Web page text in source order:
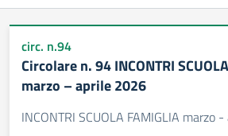
circ. n.94
Circolare n. 94 INCONTRI
marzo – aprile 2026
INCONTRI SCUOLA FAMIGLIA marzo